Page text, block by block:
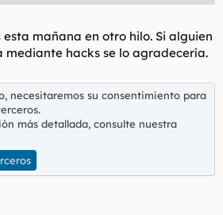
esta mañana en otro hilo. Si alguien
mediante hacks se lo agradecería.
necesitaremos su consentimiento para
más detallada, consulte nuestra